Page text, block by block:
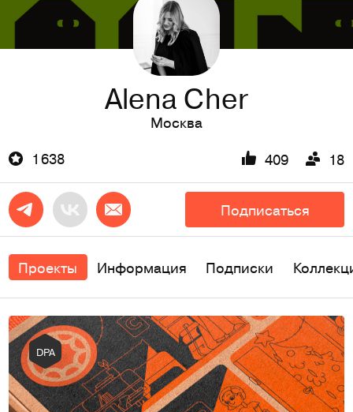
Alena Cher
Москва
1 638
409 18
Подписаться
Проекты Информация Подписки
DPA